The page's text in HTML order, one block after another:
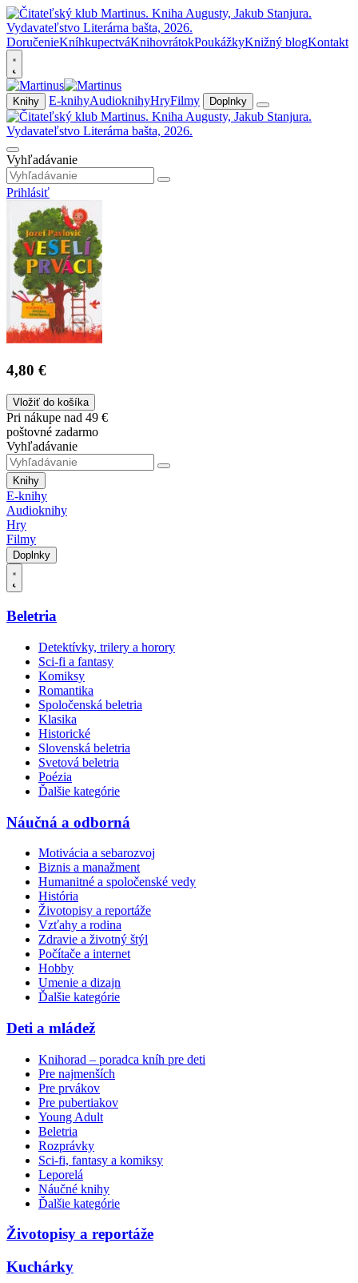
DoručenieKníhkupectváKnihovrátokPoukážkyKnižný blogKontakt
Knihy E-knihyAudioknihyHryFilmy Doplnky
Vyhľadávanie
Prihlásiť
4,80 €
Vložiť do košíka
Pri nákupe nad 49 €
poštovné zadarmo
Vyhľadávanie
Knihy
E-knihy
Audioknihy
Hry
Filmy
Doplnky
Beletria
Detektívky, trilery a horory
Sci-fi a fantasy
Komiksy
Romantika
Spoločenská beletria
Klasika
Historické
Slovenská beletria
Svetová beletria
Poézia
Ďalšie kategórie
Náučná a odborná
Motivácia a sebarozvoj
Biznis a manažment
Humanitné a spoločenské vedy
História
Životopisy a reportáže
Vzťahy a rodina
Zdravie a životný štýl
Počítače a internet
Hobby
Umenie a dizajn
Ďalšie kategórie
Deti a mládež
Knihorad – poradca kníh pre deti
Pre najmenších
Pre prvákov
Pre pubertiakov
Young Adult
Beletria
Rozprávky
Sci-fi, fantasy a komiksy
Leporelá
Náučné knihy
Ďalšie kategórie
Životopisy a reportáže
Kuchárky